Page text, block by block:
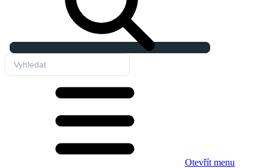
Otevřít menu